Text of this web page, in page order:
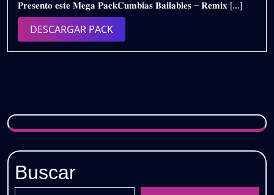
2024
𝐄𝐗𝐓𝐄𝐍𝐃𝐄𝐃
𝐏𝐫𝐞𝐬𝐞𝐧𝐭𝐨 𝐞𝐬𝐭𝐞 𝐌𝐞𝐠𝐚 𝐏𝐚𝐜𝐤𝐂𝐮𝐦𝐛𝐢𝐚𝐬 𝐁𝐚𝐢𝐥𝐚𝐛𝐥𝐞𝐬 – 𝐑𝐞𝐦𝐢𝐱 [...]
DESCARGAR PACKDESCARGAR
PACK
Buscar